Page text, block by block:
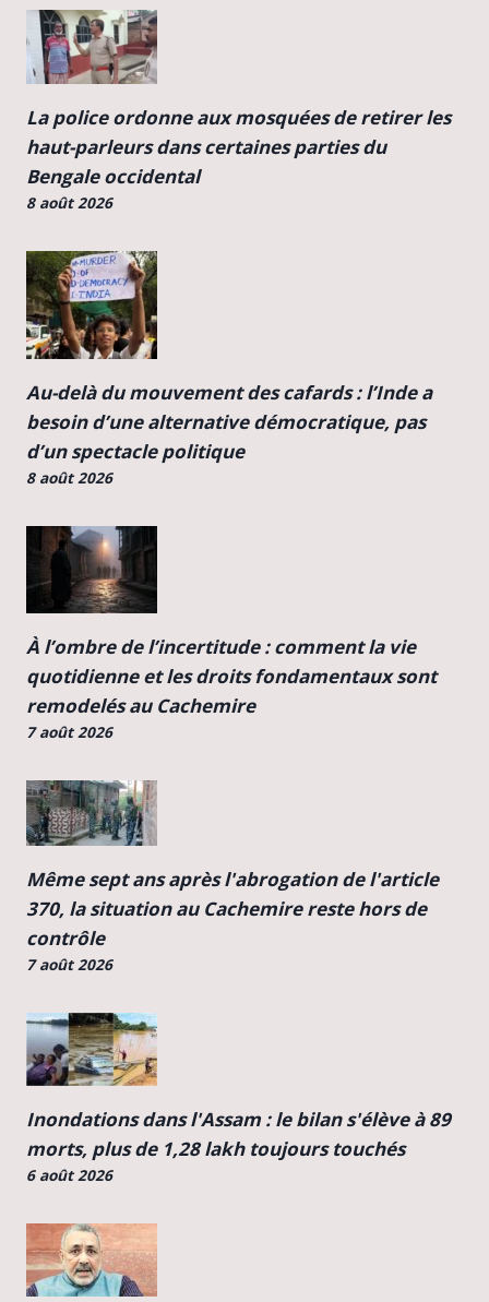
La police ordonne aux mosquées de retirer les
haut-parleurs dans certaines parties du
Bengale occidental
8 août 2026
Au-delà du mouvement des cafards : l’Inde a
besoin d’une alternative démocratique, pas
d’un spectacle politique
8 août 2026
À l’ombre de l’incertitude : comment la vie
quotidienne et les droits fondamentaux sont
remodelés au Cachemire
7 août 2026
Même sept ans après l'abrogation de l'article
370, la situation au Cachemire reste hors de
contrôle
7 août 2026
Inondations dans l'Assam : le bilan s'élève à 89
morts, plus de 1,28 lakh toujours touchés
6 août 2026